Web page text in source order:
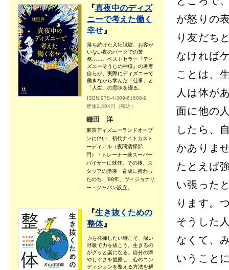
『真夜中のディズ
ニーで考えた働く
幸せ 』
落ち続けた入社試験、お客が
いない夜のパークでの業
務……。ベストセラー『ディ
ズニーそうじの神様』の著者
自らが、実際にディズニーで
働きながら学んだ「仕事」と
「人生」の意味を綴る。
ISBN:978-4-309-61688-9
定価1,404円（税込）
鎌田 洋
東京ディズニーランドオープ
ンに伴い、初代ナイトカスト
ーディアル（夜間清掃部
門）・トレーナー兼スーパー
バイザーに就任。その後、ス
タッフの指導・育成に携わっ
たのち、'99年、ヴィジョナリ
ー・ジャパン設立。
『生き抜くための
整体』
力を発揮したい時こそ、深い
呼吸で力を抜こう。生きるの
がグッと楽になる。自分の癖
やしぐさを観察し、心のコン
ディションを整える方法を解
が怒りの
り友だち
なければ
ことは、
人は体が
面に他の
したら、
かありま
たとえば
い張った
ります。
そうした
なくて、
いうこと